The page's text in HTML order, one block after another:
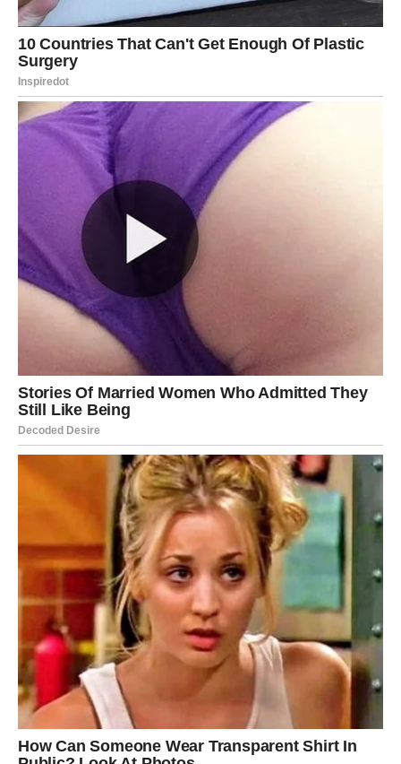
Koje su metode za postizanje što mekšeg kolača?
Pripremite pećnicu tako da je prethodno zagrijete na 180°C
(350°F). Nakon toga kalup za pečenje 18×27 cm namastiti i
obložiti papirom za pečenje.
zajedno s prstohvatom soli u velikoj zdjeli dok ne dobijete
pjenušavu konzistenciju. Zatim postupno dodajte 150 g šećera
i 8 g vanilin šećera, nastavljajući mutiti smjesu dok ne postane
blijeda i pjenasta.
Umiješajte 80 ml ulja zajedno sa 100 ml mlijeka, dobro
izmiješajući. Nakon toga otopite 1 žlicu instant kave u maloj
količini vruće vode i umiješajte u smjesu.
U drugu zdjelu prosijte 180 g brašna, 20 g nezaslađenog
kakaa u prahu i 15 g praška za pecivo. Polako umiješajte suhe
sastojke u mokre sastojke, miješajući dok se potpuno ne
izmiješaju.
Za pečenje kolača premjestite smjesu u pripremljeni kalup za
pečenje i pobrinite se da površina bude glatka. Stavite ga u
prethodno zagrijanu pećnicu i ostavite da se peče otprilike 30